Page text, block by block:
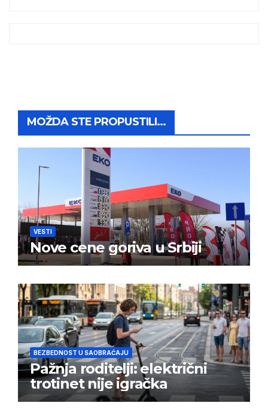
MOŽDA STE PROPUSTILI...
VESTI
Nove cene goriva u Srbiji
BEZBEDNOST U SAOBRAĆAJU
Pažnja roditelji: električni
trotinet nije igračka